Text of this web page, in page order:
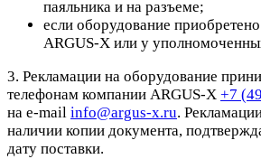
паяльника и на разъеме;
если оборудование
ARGUS-X или у
3. Рекламации на оборудование
телефонам компании ARGUS-X +7
на e-mail info@argus-x.ru.
наличии копии документа,
дату поставки.